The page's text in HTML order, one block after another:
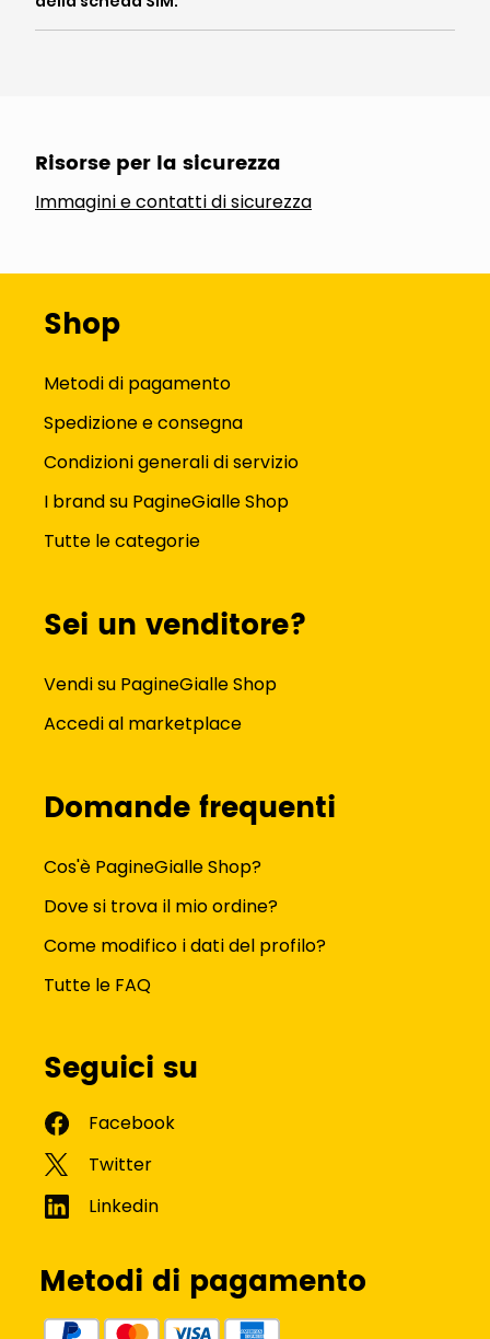
Risorse per la sicurezza
Immagini e contatti di sicurezza
Shop
Metodi di pagamento
Spedizione e consegna
Condizioni generali di servizio
I brand su PagineGialle Shop
Tutte le categorie
Sei un venditore?
Vendi su PagineGialle Shop
Accedi al marketplace
Domande frequenti
Cos'è PagineGialle Shop?
Dove si trova il mio ordine?
Come modifico i dati del profilo?
Tutte le FAQ
Seguici su
Metodi di pagamento